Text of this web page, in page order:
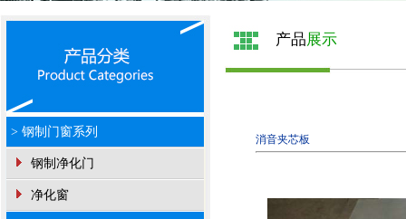
> 钢制门窗系列
钢制净化门
净化窗
产品展示
消音夹芯板